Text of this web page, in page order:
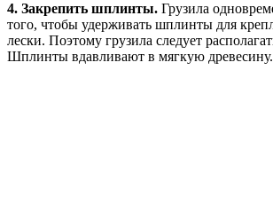
4. Закрепить шплинты. Грузила
того, чтобы удерживать шплинты для
лески. Поэтому грузила следует
Шплинты вдавливают в мягкую древесину.